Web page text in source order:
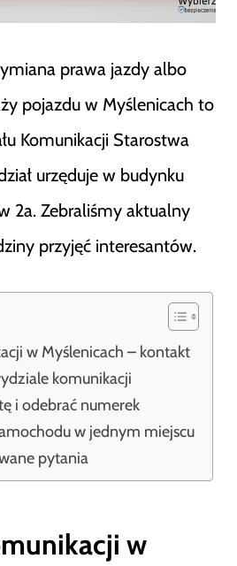
prawa jazdy albo
pojazdu w Myślenicach to
Komunikacji Starostwa
urzęduje w budynku
2a. Zebraliśmy aktualny
przyjęć interesantów.
w Myślenicach – kontakt
komunikacji
i odebrać numerek
w jednym miejscu
pytania
w